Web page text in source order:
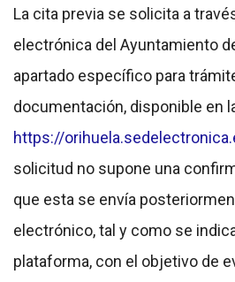
La cita previa se solicita a
electrónica del Ayuntamiento
apartado específico para
documentación, disponible en
https://
solicitud no supone una
que esta se envía
electrónico, tal y como se
plataforma, con el objetivo de